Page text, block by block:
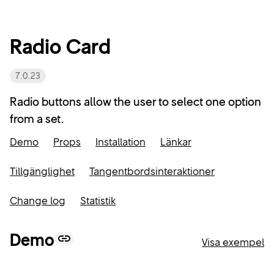
Start
Blogg
Kom igång
K
o
m
p
o
n
e
t
Radio Card
7.0.23
Radio buttons allow the user to select one option
from a set.
Demo Props Installation Länkar
Tillgänglighet Tangentbordsinteraktioner
Change log Statistik
Demo Visa exempel